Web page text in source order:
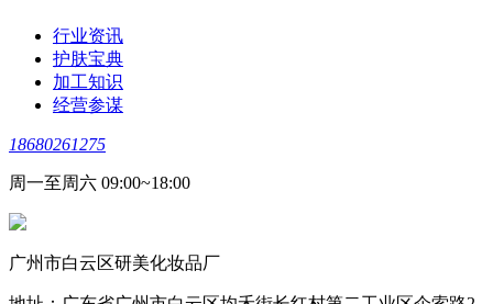
行业资讯
护肤宝典
加工知识
经营参谋
18680261275
周一至周六 09:00~18:00
广州市白云区研美化妆品厂